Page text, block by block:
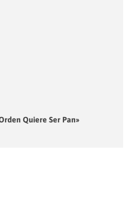
Quiere Ser Pan»